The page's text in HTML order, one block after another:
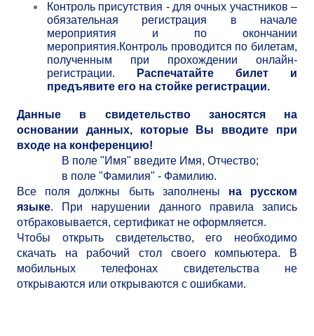
Контроль присутствия - для очных участников –
обязательная регистрация в начале
мероприятия и по окончании
мероприятия.Контроль проводится по билетам,
полученным при прохождении онлайн-
регистрации.
Распечатайте билет и
предъявите его на стойке регистрации.
Данные в свидетельство заносятся на
основании данных, которые Вы вводите при
входе на конференцию!
В поле "Имя" введите Имя, Отчество;
в поле "Фамилия" - Фамилию.
Все поля должны быть заполнены на русском
языке. При нарушении данного правила запись
отбраковывается, сертификат не оформляется.
Чтобы открыть свидетельство, его необходимо
скачать на рабочий стол своего компьютера. В
мобильных телефонах свидетельства не
открываются или открываются с ошибками.